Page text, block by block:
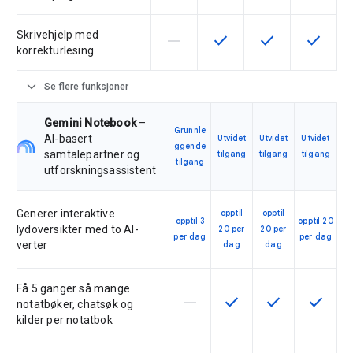
Skrivehjelp med
korrekturlesing
Denne funksjonen støttes ikke av
horizontal_rule Denne funksjonen er
check Denne
check Denne
check
expand_more Se flere funksjoner
Gemini Notebook–
AI-basert
samtalepartner og
utforskningsassistent
Grunnle
ggende
tilgang
Utvidet
tilgang
Utvidet
tilgang
Utvidet
tilgang
Generer interaktive
lydoversikter med to AI-
verter
opptil 3
per dag
opptil
20 per
dag
opptil
20 per
dag
opptil 20
per dag
Få 5 ganger så mange
notatbøker, chatsøk og
kilder per notatbok
Denne funksjonen støttes ikke
horizontal_rule Denne funksjonen er
check Denne
check Denne
check